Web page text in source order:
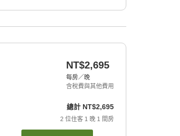
NT$2,695
每房／晚
含稅費與其他費用
總計 NT$2,695
2 位住客 1 晚 1 間房